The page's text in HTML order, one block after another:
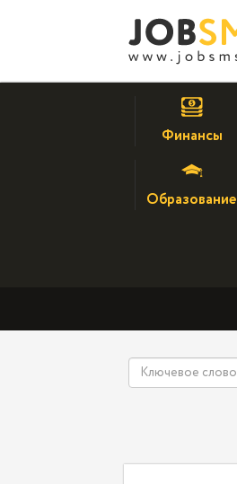
Финансы
Образование